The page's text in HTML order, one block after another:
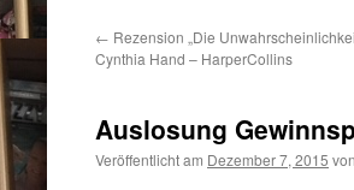
← Rezension „Die
Cynthia Hand – HarperCollins
Auslosung
Veröffentlicht am Dezember 7, 2015 von